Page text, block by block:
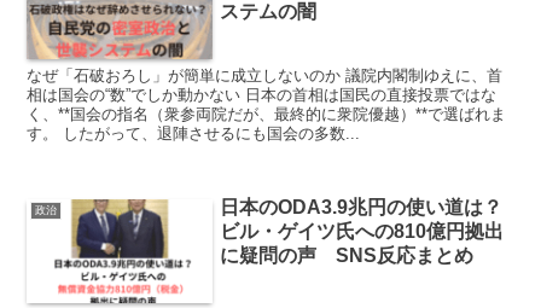
ステムの闇
なぜ「石破おろし」が簡単に成立しないのか 議院内閣制ゆえに、首
相は国会の“数”でしか動かない 日本の首相は国民の直接投票ではな
く、**国会の指名（衆参両院だが、最終的に衆院優越）**で選ばれま
す。 したがって、退陣させるにも国会の多数...
政治
日本のODA3.9兆円の使い道は？
ビル・ゲイツ氏への810億円拠出
に疑問の声 SNS反応まとめ